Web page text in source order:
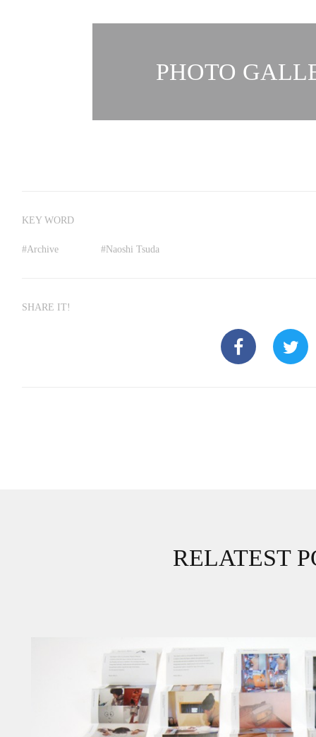
PHOTO
KEY WORD
#Archive #Naoshi Tsuda
SHARE IT!
RELATEST